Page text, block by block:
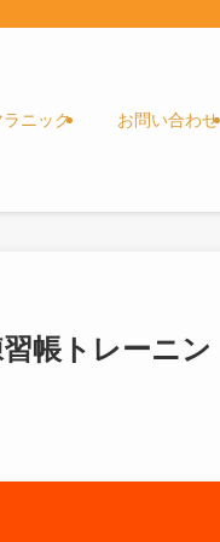
ラニック お問い合わせ
帳トレーニン